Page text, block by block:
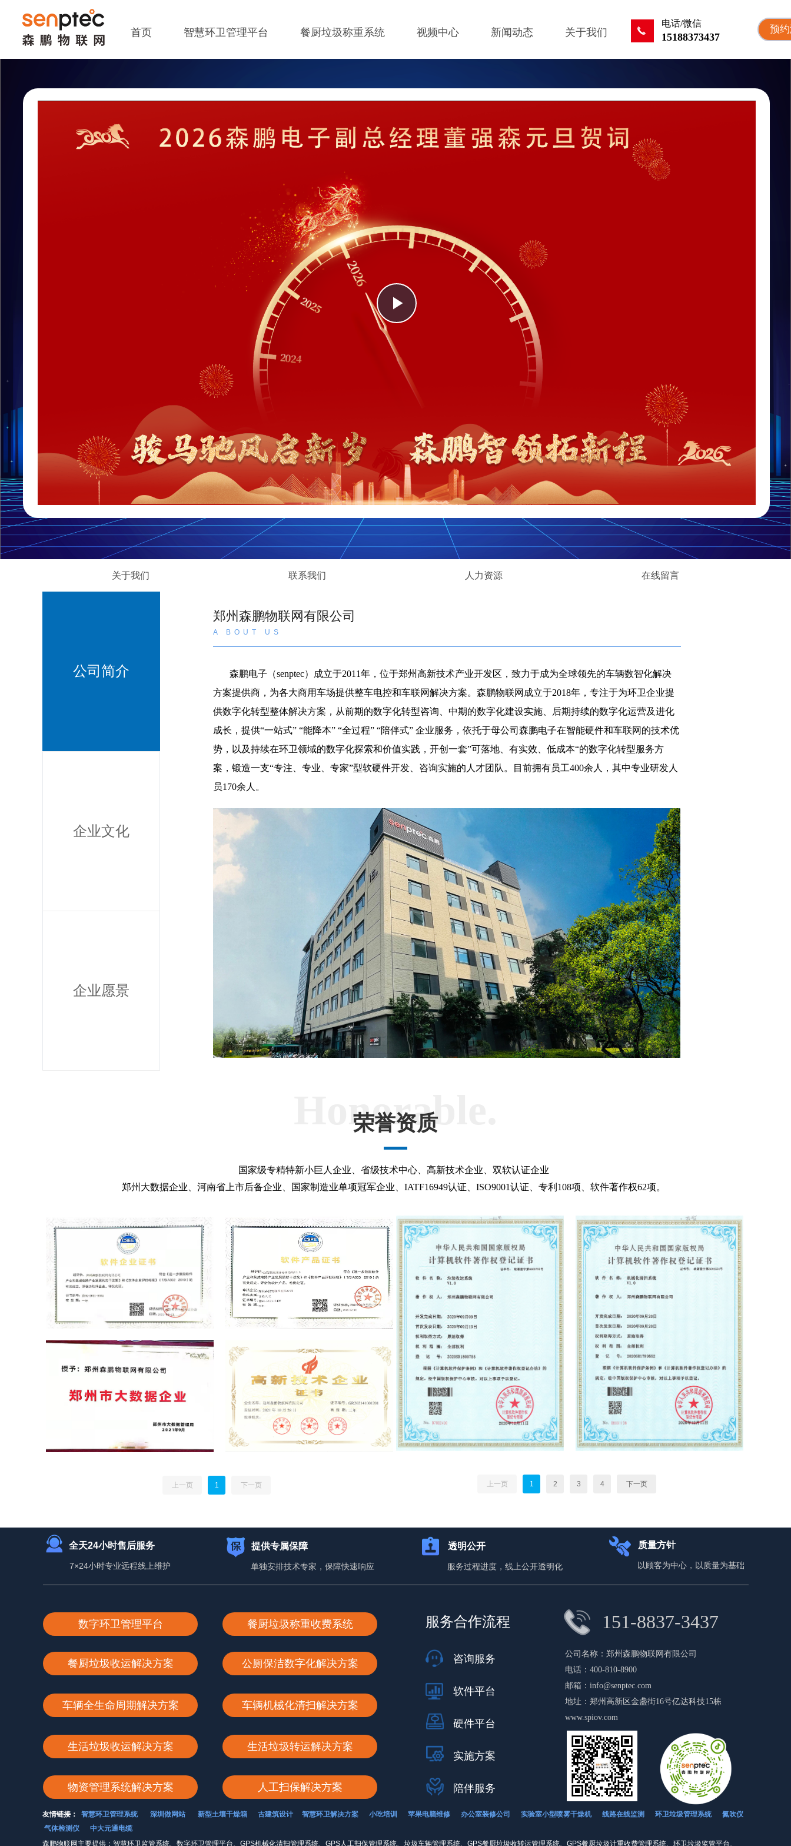
끅
电话/微信
15188373437
首页 智慧环卫管理平台 餐厨垃圾称重系统 视频中心 新闻动态 关于我们 预
公司简介
企业文化
企业愿景
郑州森鹏物联网有限公司
森鹏电子（senptec）成立于2011年，位于郑州高新技术产业开发区，致力于成为全球领先的车辆数智化解决
方案提供商，为各大商用车场提供整车电控和车联网解决方案。森鹏物联网成立于2018年，专注于为环卫企业提
供数字化转型整体解决方案，从前期的数字化转型咨询、中期的数字化建设实施、后期持续的数字化运营及进化
成长，提供“一站式” “能降本” “全过程” “陪伴式” 企业服务，依托于母公司森鹏电子在智能硬件和车联网的技术优
势，以及持续在环卫领域的数字化探索和价值实践，开创一套”可落地、有实效、低成本“的数字化转型服务方
案，锻造一支“专注、专业、专家”型软硬件开发、咨询实施的人才团队。目前拥有员工400余人，其中专业研发人
员170余人。
A BOUT US
上一页 1 下一页 上一页 1 2 3 4 下一页
Honorable.
荣誉资质
国家级专精特新小巨人企业、省级技术中心、高新技术企业、双软认证企业
郑州大数据企业、河南省上市后备企业、
国家制造业单项冠军企业、IATF16949认证、ISO9001认证、专利108项、软件著作权62项。
关于我们 联系我们 人力资源 在线留言
Play
公司名称： 郑州森鹏物联网有限公司
电话： 400-810-8900
邮箱： info@senptec.com
地址： 郑州高新区金盏街16号亿达科技15栋
www.spiov.com
森鹏物联网主要提供：智慧环卫监管系统、数字环卫管理平台、GPS机械化清扫管理系统、GPS人工扫保管理系统、垃圾车辆管理系统、GPS餐厨垃圾收转运管理系统、GPS餐厨垃圾计重收费管理系统、环卫垃圾监管平台、
全天24小时售后服务
7×24小时专业远程线上维护
提供专属保障
单独安排技术专家，保障快速响应 服务过程进度，线上公开透明化
透明公开
以顾客为中心，以质量为基础
质量方针
数字环卫管理平台 餐厨垃圾称重收费系统
餐厨垃圾收运解决方案 公厕保洁数字化解决方案
车辆全生命周期解决方案 车辆机械化清扫解决方案
生活垃圾收运解决方案 生活垃圾转运解决方案
物资管理系统解决方案 人工扫保解决方案
151-8837-3437
咨询服务
软件平台
硬件平台
实施方案
陪伴服务
服务合作流程
友情链接： 智慧环卫管理系统 深圳做网站 新型土壤干燥箱 古建筑设计 智慧环卫解决方案 小吃培训 苹果电脑维修 办公室装修公司 实验室小型喷雾干燥机 线路在线监测 环卫垃圾管理系统
氮吹仪
气体检测仪
中大元通电缆